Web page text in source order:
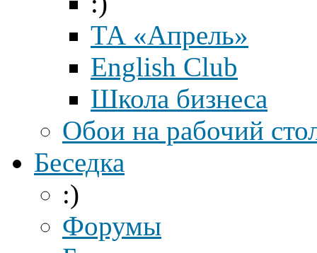
ТА «Апрель»
English Club
Школа бизнеса
Обои на рабочий
Беседка
:)
Форумы